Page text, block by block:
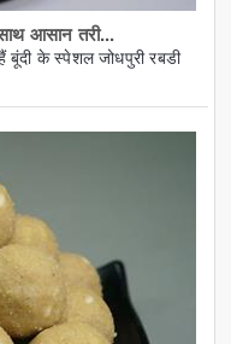
आसान तरी...
के स्पेशल जोधपुरी रबडी